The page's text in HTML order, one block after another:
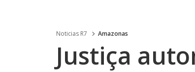
Noticias R7 Amazonas
Justiça